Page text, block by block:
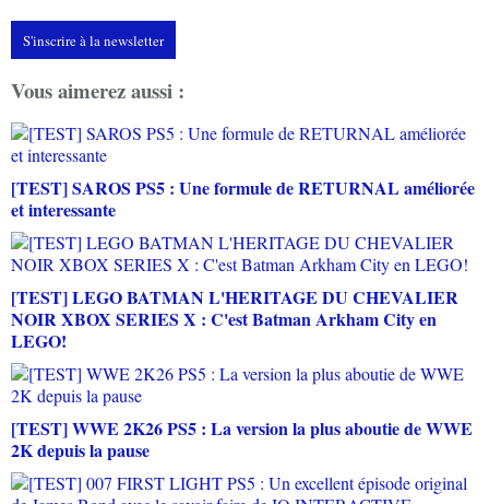
S'inscrire à la newsletter
Vous aimerez aussi :
[TEST] SAROS PS5 : Une formule de RETURNAL améliorée
et interessante
[TEST] LEGO BATMAN L'HERITAGE DU CHEVALIER
NOIR XBOX SERIES X : C'est Batman Arkham City en
LEGO!
[TEST] WWE 2K26 PS5 : La version la plus aboutie de WWE
2K depuis la pause